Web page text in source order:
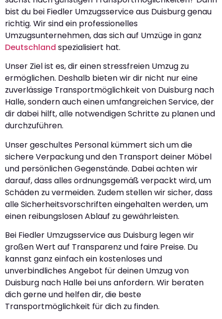
bist du bei Fiedler Umzugsservice aus Duisburg genau
richtig. Wir sind ein professionelles
Umzugsunternehmen, das sich auf Umzüge in ganz
Deutschland spezialisiert hat.
Unser Ziel ist es, dir einen stressfreien Umzug zu
ermöglichen. Deshalb bieten wir dir nicht nur eine
zuverlässige Transportmöglichkeit von Duisburg nach
Halle, sondern auch einen umfangreichen Service, der
dir dabei hilft, alle notwendigen Schritte zu planen und
durchzuführen.
Unser geschultes Personal kümmert sich um die
sichere Verpackung und den Transport deiner Möbel
und persönlichen Gegenstände. Dabei achten wir
darauf, dass alles ordnungsgemäß verpackt wird, um
Schäden zu vermeiden. Zudem stellen wir sicher, dass
alle Sicherheitsvorschriften eingehalten werden, um
einen reibungslosen Ablauf zu gewährleisten.
Bei Fiedler Umzugsservice aus Duisburg legen wir
großen Wert auf Transparenz und faire Preise. Du
kannst ganz einfach ein kostenloses und
unverbindliches Angebot für deinen Umzug von
Duisburg nach Halle bei uns anfordern. Wir beraten
dich gerne und helfen dir, die beste
Transportmöglichkeit für dich zu finden.